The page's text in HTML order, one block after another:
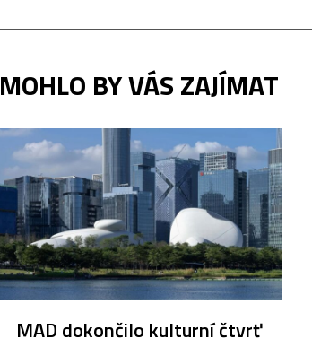
MOHLO BY VÁS ZAJÍMAT
MAD dokončilo kulturní čtvrť